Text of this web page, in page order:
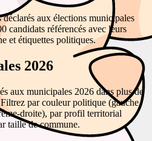
aux élections municipales
candidats référencés avec leurs
et étiquettes politiques.
2026
aux municipales 2026 dans plus de
par couleur politique (gauche,
droite), par profil territorial
taille de commune.